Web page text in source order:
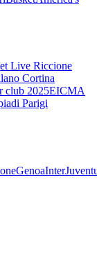
Live Riccione
Cortina
club 2025EICMA
Parigi
GenoaInter